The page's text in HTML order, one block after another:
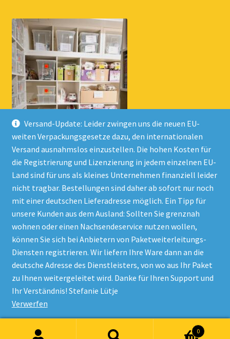
Versand-Update: Leider zwingen uns die neuen EU-
weiten Verpackungsgesetze dazu, den internationalen
Versand ausnahmslos einzustellen. Die hohen Kosten für
die Registrierung und Lizenzierung in jedem einzelnen EU-
Land sind für uns als kleines Unternehmen finanziell leider
nicht tragbar. Bestellungen sind daher ab sofort nur noch
mit einer deutschen Lieferadresse möglich. Ein Tipp für
unsere Kunden aus dem Ausland: Sollten Sie grenznah
wohnen oder einen Nachsendeservice nutzen wollen,
können Sie sich bei Anbietern von Paketweiterleitungs-
Diensten registrieren. Wir liefern Ihre Ware dann an die
deutsche Adresse des Dienstleisters, von wo aus Ihr Paket
zu Ihnen weitergeleitet wird. Danke für Ihren Support und
Ihr Verständnis! Stefanie Lütje
Verwerfen
© Onlineshop Kinderlino 2026
Datenschutzerklärung
Erstellt mit WooCommerce.
Vertrag widerrufen
Alle Preise inkl. der gesetzlichen MwSt.
0